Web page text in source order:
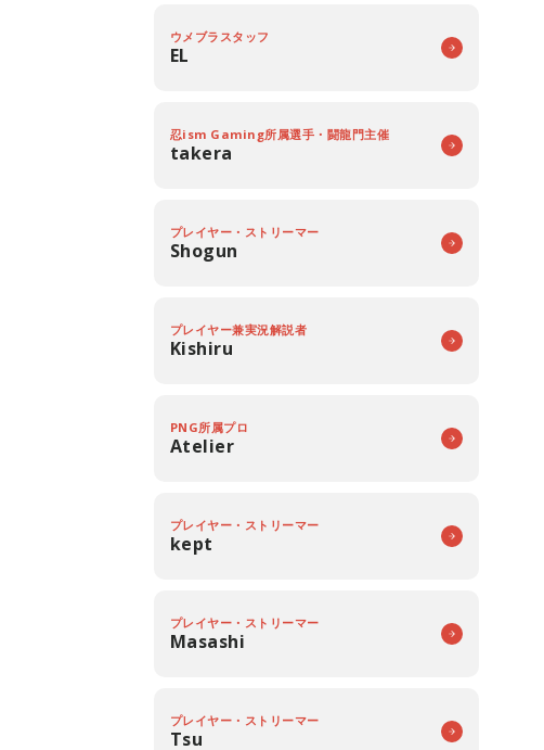
ウメブラスタッフ
EL
忍ism Gaming所属選手・闘龍門主催
takera
プレイヤー・ストリーマー
Shogun
プレイヤー兼実況解説者
Kishiru
PNG所属プロ
Atelier
プレイヤー・ストリーマー
kept
プレイヤー・ストリーマー
Masashi
プレイヤー・ストリーマー
Tsu